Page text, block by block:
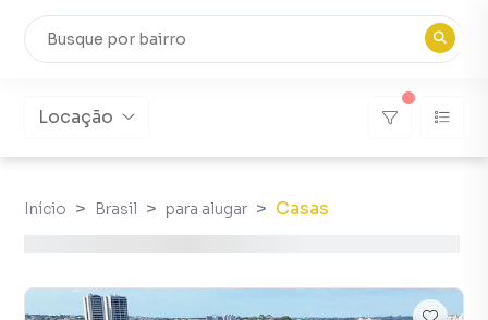
Locação
Início Brasil para alugar Casas